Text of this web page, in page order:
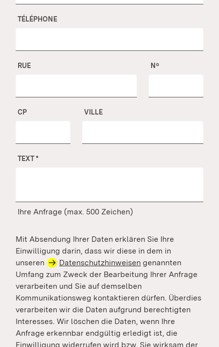
TÉLÉPHONE
RUE Nº
CP VILLE
TEXT*
Ihre Anfrage (max. 500 Zeichen)
Mit Absendung Ihrer Daten erklären Sie Ihre
Einwilligung darin, dass wir diese in dem in
unseren
Datenschutzhinweisen genannten
Umfang zum Zweck der Bearbeitung Ihrer Anfrage
verarbeiten und Sie auf demselben
Kommunikationsweg kontaktieren dürfen. Überdies
verarbeiten wir die Daten aufgrund berechtigten
Interesses. Wir löschen die Daten, wenn Ihre
Anfrage erkennbar endgültig erledigt ist, die
Einwilligung widerrufen wird bzw. Sie wirksam der